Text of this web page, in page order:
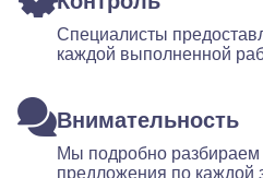
Специалисты
каждой выполненной
Внимательность
Мы подробно разбираем
предложения по каждой